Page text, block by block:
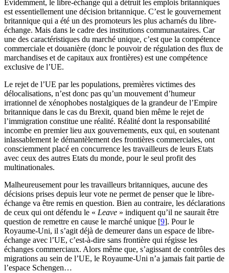
Évidemment, le libre-échange qui a détruit les emplois britanniques
est essentiellement une décision britannique. C’est le gouvernement
britannique qui a été un des promoteurs les plus acharnés du libre-
échange. Mais dans le cadre des institutions communautaires. Car
une des caractéristiques du marché unique, c’est que la compétence
commerciale et douanière (donc le pouvoir de régulation des flux de
marchandises et de capitaux aux frontières) est une compétence
exclusive de l’UE.
Le rejet de l’UE par les populations, premières victimes des
délocalisations, n’est donc pas qu’un mouvement d’humeur
irrationnel de xénophobes nostalgiques de la grandeur de l’Empire
britannique dans le cas du Brexit, quand bien même le rejet de
l’immigration constitue une réalité. Réalité dont la responsabilité
incombe en premier lieu aux gouvernements, eux qui, en soutenant
inlassablement le démantèlement des frontières commerciales, ont
consciemment placé en concurrence les travailleurs de leurs Etats
avec ceux des autres Etats du monde, pour le seul profit des
multinationales.
Malheureusement pour les travailleurs britanniques, aucune des
décisions prises depuis leur vote ne permet de penser que le libre-
échange va être remis en question. Bien au contraire, les déclarations
de ceux qui ont défendu le « Leave » indiquent qu’il ne saurait être
question de remettre en cause le marché unique [9]. Pour le
Royaume-Uni, il s’agit déjà de demeurer dans un espace de libre-
échange avec l’UE, c’est-à-dire sans frontière qui régisse les
échanges commerciaux. Alors même que, s’agissant de contrôles des
migrations au sein de l’UE, le Royaume-Uni n’a jamais fait partie de
l’espace Schengen…